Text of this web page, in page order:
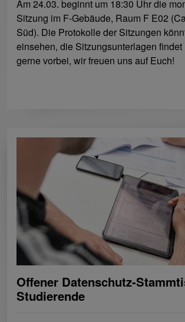
Am 24.03. beginnt um 18:30 Uhr die
Sitzung im F-Gebäude, Raum F E02
Süd). Die Protokolle der Sitzungen
einsehen, die Sitzungsunterlagen findet
gerne vorbei, wir freuen uns auf Euch!
Offener Datenschutz-
Studierende